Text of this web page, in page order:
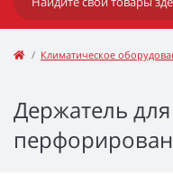
Климатическое
Держатель